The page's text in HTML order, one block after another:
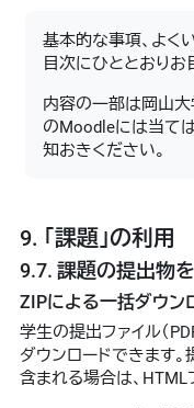
基本的な事項、よく
目次にひととおりお
内容の一部は岡山
のMoodleには当て
知おきください。
9. 「課題」の利用
9.7. 課題の提出物
ZIPによる一括ダウン
学生の提出ファイル（
ダウンロードできます。
含まれる場合は、HTML